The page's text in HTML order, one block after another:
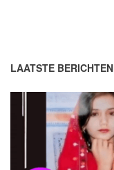
LAATSTE BERICHTEN